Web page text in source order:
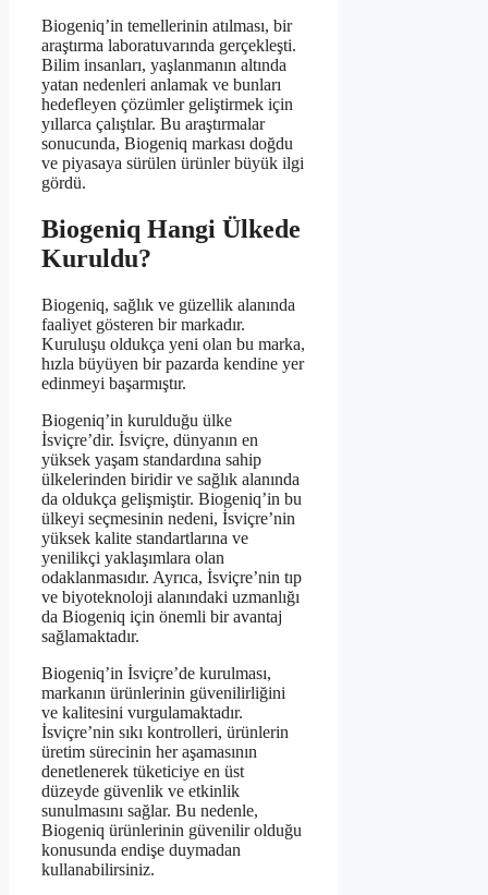
Biogeniq’in temellerinin atılması, bir
araştırma laboratuvarında gerçekleşti.
Bilim insanları, yaşlanmanın altında
yatan nedenleri anlamak ve bunları
hedefleyen çözümler geliştirmek için
yıllarca çalıştılar. Bu araştırmalar
sonucunda, Biogeniq markası doğdu
ve piyasaya sürülen ürünler büyük ilgi
gördü.
Biogeniq Hangi Ülkede
Kuruldu?
Biogeniq, sağlık ve güzellik alanında
faaliyet gösteren bir markadır.
Kuruluşu oldukça yeni olan bu marka,
hızla büyüyen bir pazarda kendine yer
edinmeyi başarmıştır.
Biogeniq’in kurulduğu ülke
İsviçre’dir. İsviçre, dünyanın en
yüksek yaşam standardına sahip
ülkelerinden biridir ve sağlık alanında
da oldukça gelişmiştir. Biogeniq’in bu
ülkeyi seçmesinin nedeni, İsviçre’nin
yüksek kalite standartlarına ve
yenilikçi yaklaşımlara olan
odaklanmasıdır. Ayrıca, İsviçre’nin tıp
ve biyoteknoloji alanındaki uzmanlığı
da Biogeniq için önemli bir avantaj
sağlamaktadır.
Biogeniq’in İsviçre’de kurulması,
markanın ürünlerinin güvenilirliğini
ve kalitesini vurgulamaktadır.
İsviçre’nin sıkı kontrolleri, ürünlerin
üretim sürecinin her aşamasının
denetlenerek tüketiciye en üst
düzeyde güvenlik ve etkinlik
sunulmasını sağlar. Bu nedenle,
Biogeniq ürünlerinin güvenilir olduğu
konusunda endişe duymadan
kullanabilirsiniz.